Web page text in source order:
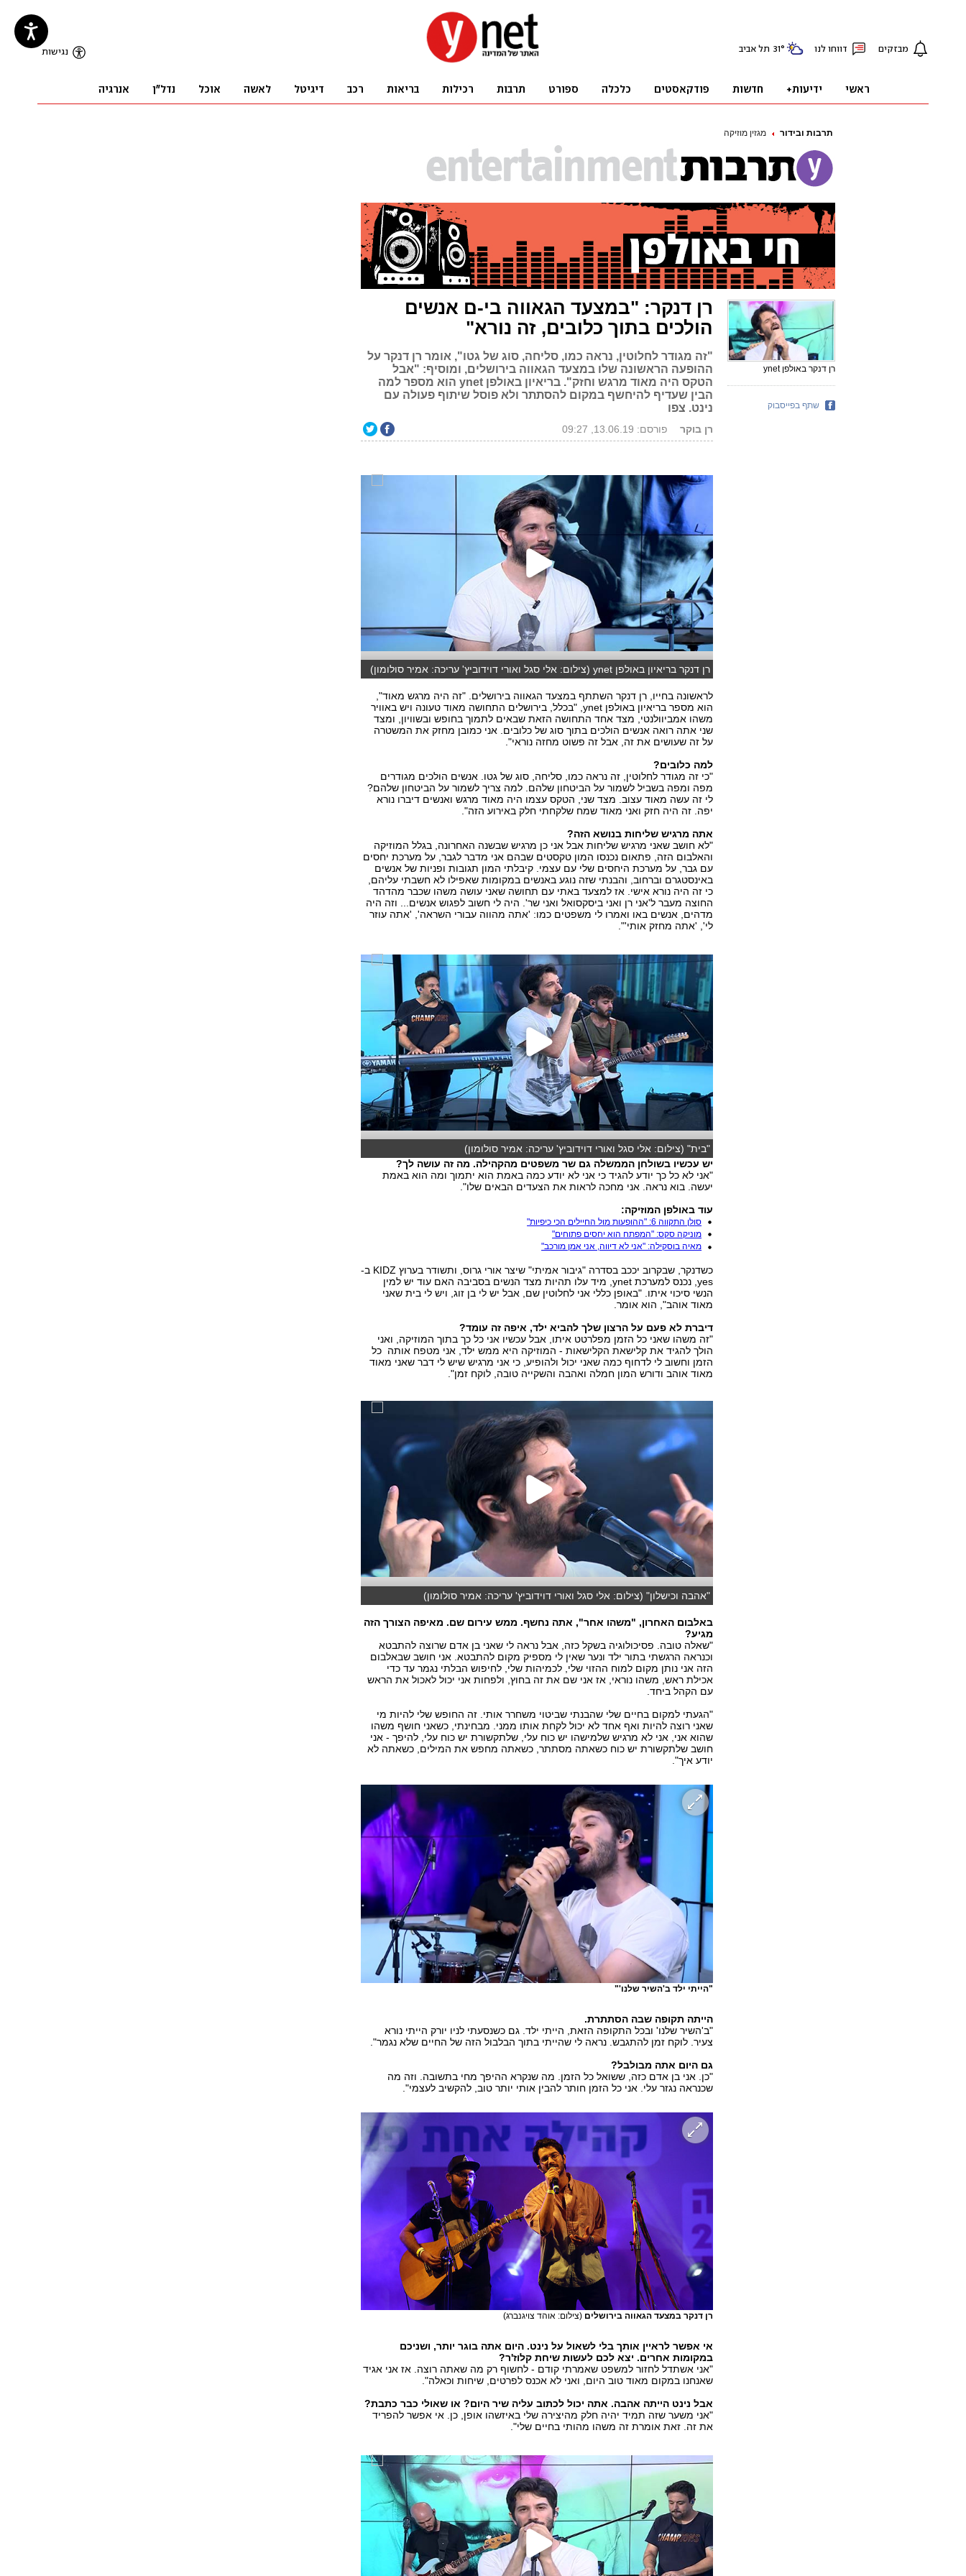
תרבות ובידור מגזין מוזיקה
רן דנקר: "במצעד הגאווה בי-ם אנשים
הולכים בתוך כלובים, זה נורא"
"זה מגודר לחלוטין, נראה כמו, סליחה, סוג של גטו", אומר רן דנקר על
ההופעה הראשונה שלו במצעד הגאווה בירושלים, ומוסיף: "אבל
הטקס היה מאוד מרגש וחזק". בריאיון באולפן ynet הוא מספר למה
הבין שעדיף להיחשף במקום להסתתר ולא פוסל שיתוף פעולה עם
נינט. צפו
רן בוקר פורסם: 13.06.19, 09:27
רן דנקר בריאיון באולפן ynet (צילום: אלי סגל ואורי דוידוביץ' עריכה: אמיר סולומון)
לראשונה בחייו, רן דנקר השתתף במצעד הגאווה בירושלים. "זה היה מרגש מאוד",
הוא מספר בריאיון באולפן ynet, "בכלל, בירושלים התחושה מאוד טעונה ויש באוויר
משהו אמביוולנטי, מצד אחד התחושה הזאת שבאים לתמוך בחופש ובשוויון, ומצד
שני אתה רואה אנשים הולכים בתוך סוג של כלובים. אני כמובן מחזק את המשטרה
על זה שעושים את זה, אבל זה פשוט מחזה נוראי".
למה כלובים?
"כי זה מגודר לחלוטין, זה נראה כמו, סליחה, סוג של גטו. אנשים הולכים מגודרים
מפה ומפה בשביל לשמור על הביטחון שלהם. למה צריך לשמור על הביטחון שלהם?
לי זה עשה מאוד עצוב. מצד שני, הטקס עצמו היה מאוד מרגש ואנשים דיברו נורא
יפה. זה היה חזק ואני מאוד שמח שלקחתי חלק באירוע הזה".
אתה מרגיש שליחות בנושא הזה?
"לא חושב שאני מרגיש שליחות אבל אני כן מרגיש שבשנה האחרונה, בגלל המוזיקה
והאלבום הזה, פתאום נכנסו המון טקסטים שבהם אני מדבר לגבר, על מערכת יחסים
עם גבר, על מערכת היחסים שלי עם עצמי. קיבלתי המון תגובות ופניות של אנשים
באינסטגרם וברחוב, והבנתי שזה נוגע באנשים במקומות שאפילו לא חשבתי עליהם,
כי זה היה נורא אישי. אז למצעד באתי עם תחושה שאני עושה משהו שכבר מהדהד
החוצה מעבר ל'אני רן ואני ביסקסואל ואני שר'. היה לי חשוב לפגוש אנשים... וזה היה
מדהים, אנשים באו ואמרו לי משפטים כמו: 'אתה מהווה עבורי השראה', 'אתה עוזר
לי', 'אתה מחזק אותי'".
"בית" (צילום: אלי סגל ואורי דוידוביץ' עריכה: אמיר סולומון)
יש עכשיו בשולחן הממשלה גם שר משפטים מהקהילה. מה זה עושה לך?
"אני לא כל כך יודע להגיד כי אני לא יודע כמה באמת הוא יתמוך ומה הוא באמת
יעשה. בוא נראה. אני מחכה לראות את הצעדים הבאים שלו".
עוד באולפן המוזיקה:
סולן התקווה 6: "ההופעות מול החיילים הכי כיפיות"
מוניקה סקס: "המפתח הוא יחסים פתוחים"
מאיה בוסקילה: "אני לא דיווה, אני אמן מורכב"
כשדנקר, שבקרוב יככב בסדרה "גיבור אמיתי" שיצר אורי גרוס, ותשודר בערוץ KIDZ ב-
yes, נכנס למערכת ynet, מיד עלו תהיות מצד הנשים בסביבה האם עוד יש למין
הנשי סיכוי איתו. "באופן כללי אני לחלוטין שם, אבל יש לי בן זוג, ויש לי בית שאני
מאוד אוהב", הוא אומר.
דיברת לא פעם על הרצון שלך להביא ילד, איפה זה עומד?
"זה משהו שאני כל הזמן מפלרטט איתו, אבל עכשיו אני כל כך בתוך המוזיקה, ואני
הולך להגיד את קלישאת הקלישאות - המוזיקה היא ממש ילד, אני מטפח אותה כל
הזמן וחשוב לי לדחוף כמה שאני יכול ולהופיע, כי אני מרגיש שיש לי דבר שאני מאוד
מאוד אוהב ודורש המון חמלה ואהבה והשקייה טובה, לוקח זמן".
"אהבה וכישלון" (צילום: אלי סגל ואורי דוידוביץ' עריכה: אמיר סולומון)
באלבום האחרון, "משהו אחר", אתה נחשף. ממש עירום שם. מאיפה הצורך הזה
מגיע?
"שאלה טובה. פסיכולוגיה בשקל כזה, אבל נראה לי שאני בן אדם שרוצה להתבטא
וכנראה הרגשתי בתור ילד ונער שאין לי מספיק מקום להתבטא. אני חושב שבאלבום
הזה אני נותן מקום למוח ההזוי שלי, לכמיהות שלי, לחיפוש הבלתי נגמר עד כדי
אכילת ראש, משהו נוראי, אז אני שם את זה בחוץ, ולפחות אני יכול לאכול את הראש
עם הקהל ביחד.
"הגעתי למקום בחיים שלי שהבנתי שביטוי משחרר אותי. זה החופש שלי להיות מי
שאני רוצה להיות ואף אחד לא יכול לקחת אותו ממני. מבחינתי, כשאני חושף משהו
שהוא אני, אני לא מרגיש שלמישהו יש כוח עלי, שלתקשורת יש כוח עלי, להיפך - אני
חושב שלתקשורת יש כוח כשאתה מסתתר, כשאתה מחפש את המילים, כשאתה לא
יודע איך".
"הייתי ילד ב'השיר שלנו'"
הייתה תקופה שבה הסתתרת.
"ב'השיר שלנו' ובכל התקופה הזאת, הייתי ילד. גם כשנסעתי לניו יורק הייתי נורא
צעיר. לוקח זמן להתגבש. נראה לי שהייתי בתוך הבלבול הזה של החיים שלא נגמר".
גם היום אתה מבולבל?
"כן. אני בן אדם כזה, ששואל כל הזמן. מה שנקרא ההיפך מחי בתשובה. וזה מה
שכנראה נגזר עלי. אני כל הזמן חותר להבין אותי יותר טוב, להקשיב לעצמי".
רן דנקר במצעד הגאווה בירושלים (צילום: אוהד צויגנברג)
אי אפשר לראיין אותך בלי לשאול על נינט. היום אתה בוגר יותר, ושניכם
במקומות אחרים. יצא לכם לעשות שיחת קלוז'ר?
"אני אשתדל לחזור למשפט שאמרתי קודם - לחשוף רק מה שאתה רוצה. אז אני אגיד
שאנחנו במקום מאוד טוב היום, ואני לא אכנס לפרטים, שיחות וכאלה".
אבל נינט הייתה אהבה. אתה יכול לכתוב עליה שיר היום? או שאולי כבר כתבת?
"אני משער שזה תמיד יהיה חלק מהיצירה שלי באיזשהו אופן, כן. אי אפשר להפריד
את זה. זאת אומרת זה משהו מהותי בחיים שלי".
רן דנקר באולפן ynet
שתף בפייסבוק